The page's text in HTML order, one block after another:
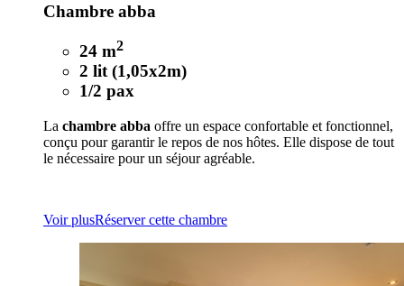
Chambre abba
24 m2
2 lit (1,05x2m)
1/2 pax
La chambre abba offre un espace confortable et fonctionnel,
conçu pour garantir le repos de nos hôtes. Elle dispose de tout
le nécessaire pour un séjour agréable.
Voir plusRéserver cette chambre